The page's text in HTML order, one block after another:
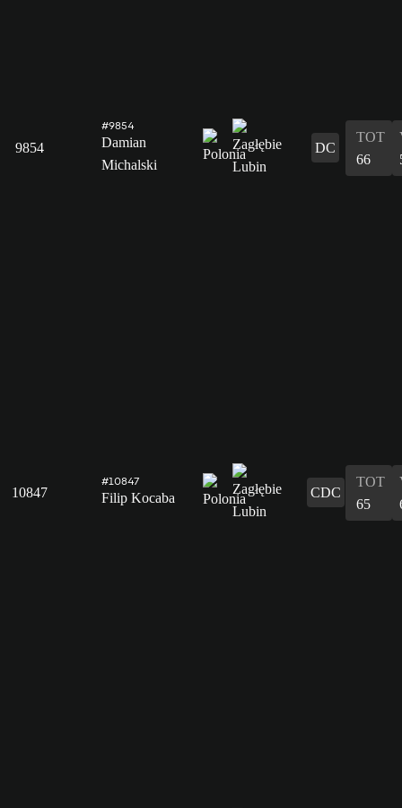
9854
#9854
Damian
Michalski
DC
TOT
66
10847
#10847
Filip Kocaba CDC
TOT
65